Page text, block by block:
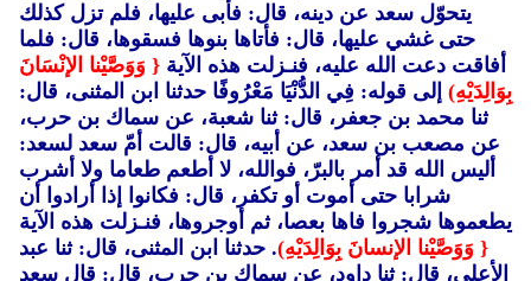
يتحوّل سعد عن دينه، قال: فأبى عليها، فلم تزل كذلك
حتى غشي عليها، قال: فأتاها بنوها فسقوها، قال: فلما
أفاقت دعت الله عليه، فنـزلت هذه الآية { وَوَصَّيْنا الإنْسَانَ
بِوَالِدَيْهِ) إلى قوله: فِي الدُّنْيَا مَعْرُوفًا حدثنا ابن المثنى، قال:
ثنا محمد بن جعفر، قال: ثنا شعبة، عن سماك بن حرب،
عن مصعب بن سعد، عن أبيه، قال: قالت أمّ سعد لسعد:
أليس الله قد أمر بالبرّ، فوالله، لا أطعم طعاما ولا أشرب
شرابا حتى أموت أو تكفر، قال: فكانوا إذا أرادوا أن
يطعموها شجروا فاها بعصا، ثم أوجروها، فنـزلت هذه الآية
{ وَوَصَّيْنا الإنسانَ بِوَالِدَيْهِ). حدثنا ابن المثنى، قال: ثنا عبد
الأعلى، قال: ثنا داود، عن سماك بن حرب، قال: قال سعد